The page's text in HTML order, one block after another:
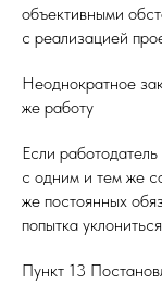
объективными
с реализацией
Неоднократное
же работу
Если
с одним и тем же
же постоянных
попытка
Пункт 13